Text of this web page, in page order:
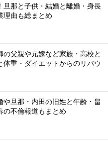
旦那と子供・結婚と離婚・身長
理由も総まとめ
父親や元嫁など家族・高校と
体重・ダイエットからのリバウ
や旦那・内田の旧姓と年齢・畠
の不倫報道もまとめ